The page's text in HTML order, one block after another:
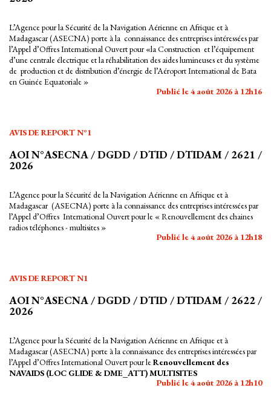
L’Agence pour la Sécurité de la Navigation Aérienne en Afrique et à
Madagascar (ASECNA) porte à la connaissance des entreprises intéressées par
l’Appel d’Offres International Ouvert pour «la Construction et l’équipement
d’une centrale électrique et la réhabilitation des aides lumineuses et du système
de production et de distribution d’énergie de l’Aéroport International de Bata
en Guinée Equatoriale »
Publié le 4 août 2026 à 12h16
AVIS DE REPORT N°1
AOI N°ASECNA / DGDD / DTID / DTIDAM / 2621 /
2026
L’Agence pour la Sécurité de la Navigation Aérienne en Afrique et à
Madagascar (ASECNA) porte à la connaissance des entreprises intéressées par
l’Appel d’Offres International Ouvert pour le « Renouvellement des chaines
radios téléphones - multisites »
Publié le 4 août 2026 à 12h18
AVIS DE REPORT N1
AOI N°ASECNA / DGDD / DTID / DTIDAM / 2622 /
2026
L’Agence pour la Sécurité de la Navigation Aérienne en Afrique et à
Madagascar (ASECNA) porte à la connaissance des entreprises intéressées par
l’Appel d’Offres International Ouvert pour leRenouvellement des
NAVAIDS (LOC GLIDE & DME_ATT) MULTISITES
Publié le 4 août 2026 à 12h10